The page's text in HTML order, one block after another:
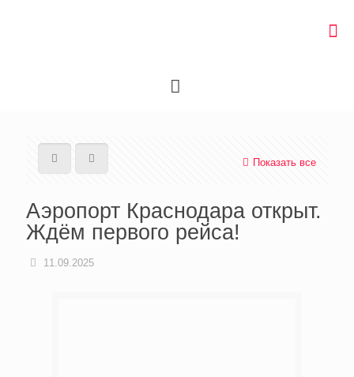
Показать все
Аэропорт Краснодара открыт.
Ждём первого рейса!
11.09.2025